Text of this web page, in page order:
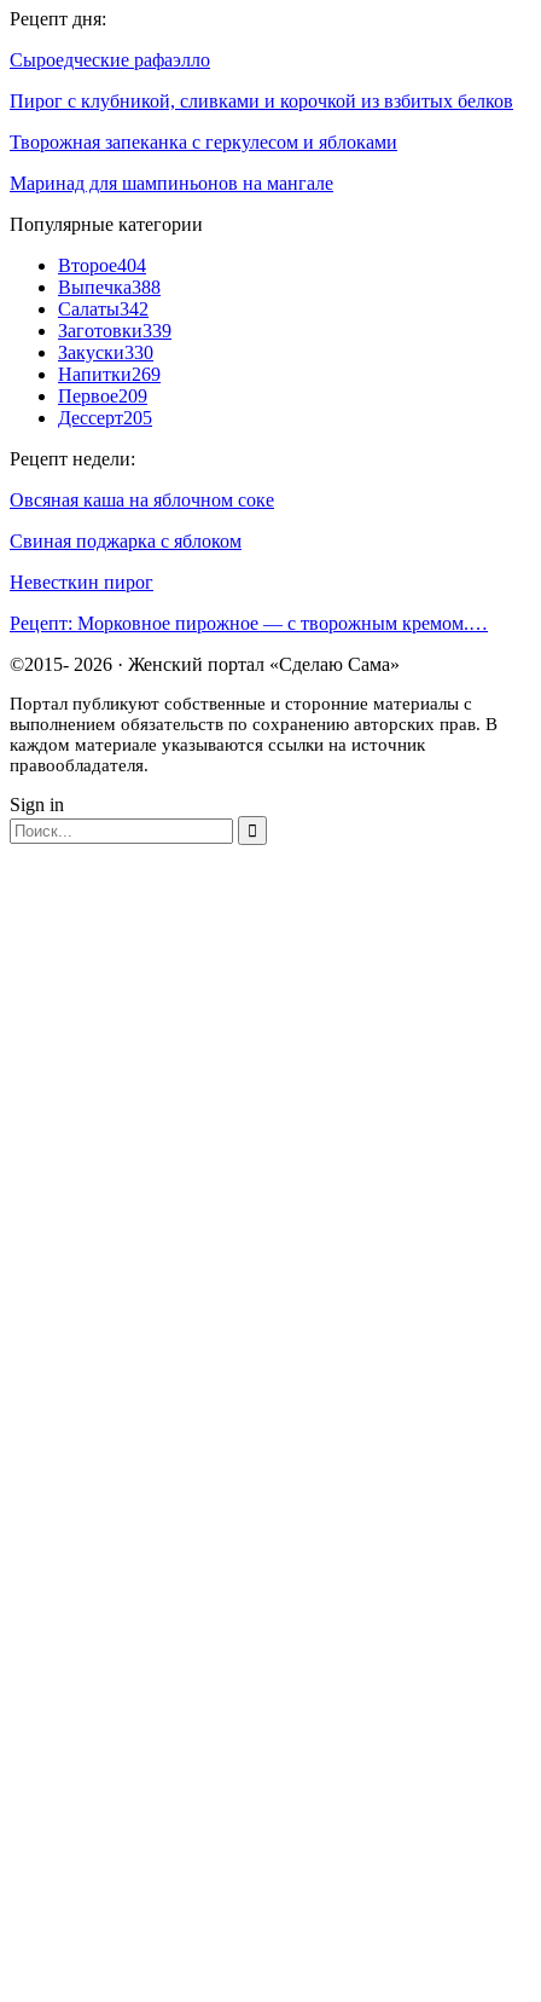
Рецепт дня:
Сыроедческие рафаэлло
Пирог с клубникой, сливками и корочкой из взбитых белков
Творожная запеканка с геркулесом и яблоками
Маринад для шампиньонов на мангале
Популярные категории
Второе404
Выпечка388
Салаты342
Заготовки339
Закуски330
Напитки269
Первое209
Дессерт205
Рецепт недели:
Овсяная каша на яблочном соке
Свиная поджарка с яблоком
Невесткин пирог
Рецепт: Морковное пирожное — с творожным кремом.…
©2015- 2026 · Женский портал «Сделаю Сама»
Портал публикуют собственные и сторонние материалы с
выполнением обязательств по сохранению авторских прав. В
каждом материале указываются ссылки на источник
правообладателя.
Sign in